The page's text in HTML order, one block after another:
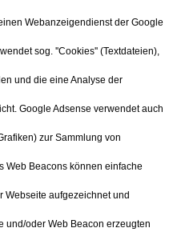
Webanzeigendienst der Google
sog. ''Cookies'' (Textdateien),
und die eine Analyse der
Google Adsense verwendet auch
zur Sammlung von
Web Beacons können einfache
Webseite aufgezeichnet und
und/oder Web Beacon erzeugten